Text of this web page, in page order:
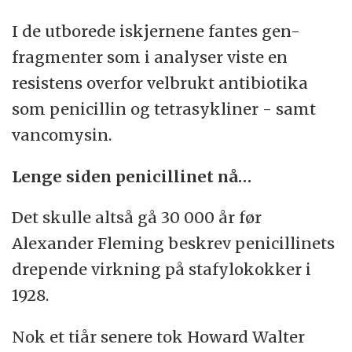
I de utborede iskjernene fantes gen-
fragmenter som i analyser viste en
resistens overfor velbrukt antibiotika
som penicillin og tetrasykliner - samt
vancomysin.
Lenge siden penicillinet nå…
Det skulle altså gå 30 000 år før
Alexander Fleming beskrev penicillinets
drepende virkning på stafylokokker i
1928.
Nok et tiår senere tok Howard Walter